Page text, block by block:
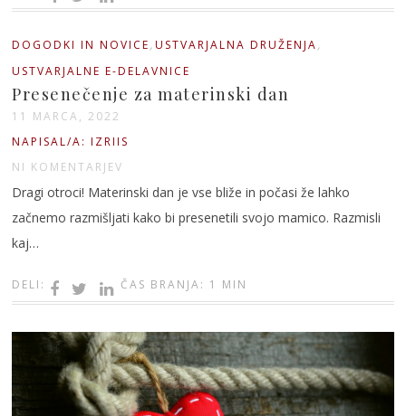
DOGODKI IN NOVICE,USTVARJALNA DRUŽENJA,
USTVARJALNE E-DELAVNICE
Presenečenje za materinski dan
11 MARCA, 2022
NAPISAL/A: IZRIIS
NI KOMENTARJEV
Dragi otroci! Materinski dan je vse bliže in počasi že lahko
začnemo razmišljati kako bi presenetili svojo mamico. Razmisli
kaj…
DELI: ČAS BRANJA: 1 MIN